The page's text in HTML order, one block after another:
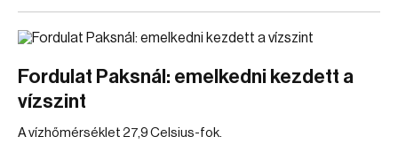
Fordulat Paksnál: emelkedni kezdett a
vízszint
A vízhőmérséklet 27,9 Celsius-fok.